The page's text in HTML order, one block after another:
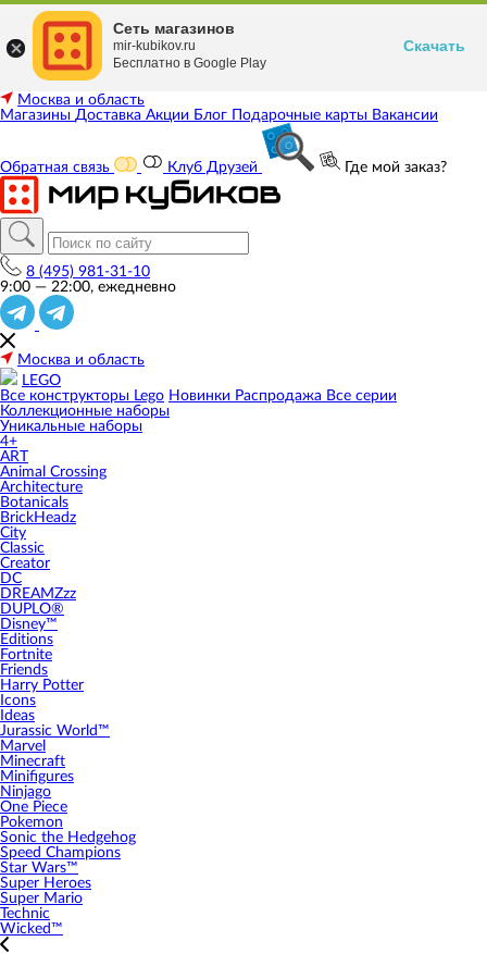
Москва и область
Магазины Доставка Акции Блог Подарочные карты Вакансии
Обратная связь Клуб Друзей Где мой заказ?
8 (495) 981-31-10
9:00 — 22:00, ежедневно
Москва и область
LEGO
Все конструкторы Lego Новинки Распродажа Все серии
Коллекционные наборы
Уникальные наборы
4+
ART
Animal Crossing
Architecture
Botanicals
BrickHeadz
City
Classic
Creator
DC
DREAMZzz
DUPLO®
Disney™
Editions
Fortnite
Friends
Harry Potter
Icons
Ideas
Jurassic World™
Marvel
Minecraft
Minifigures
Ninjago
One Piece
Pokemon
Sonic the Hedgehog
Speed Champions
Star Wars™
Super Heroes
Super Mario
Technic
Wicked™
Сеть магазинов
mir-kubikov.ru
Бесплатно в Google Play
Скачать